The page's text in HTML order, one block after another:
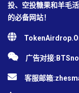
投、空投糖果和羊毛
的必备网站！
广告对接
客服邮箱: